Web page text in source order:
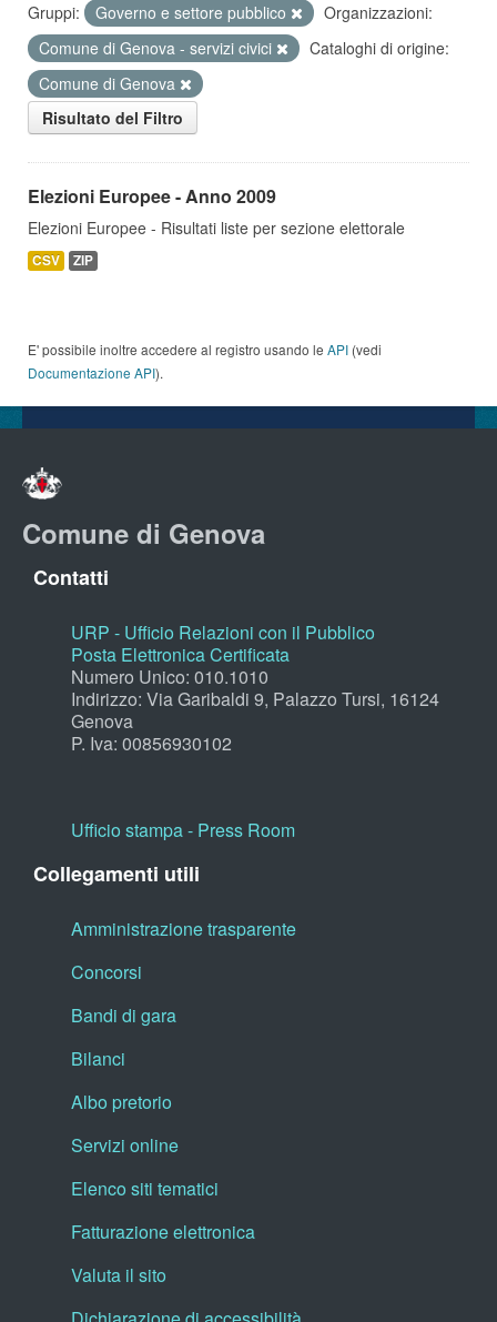
Gruppi:
Governo e settore pubblico
Organizzazioni:
Comune di Genova - servizi civici
Cataloghi di origine:
Comune di Genova
Risultato del Filtro
Elezioni Europee - Anno 2009
Elezioni Europee - Risultati liste per sezione elettorale
CSV ZIP
E' possibile inoltre accedere al registro usando le API (vedi
Documentazione API).
Comune di Genova
Contatti
URP - Ufficio Relazioni con il Pubblico
Posta Elettronica Certificata
Numero Unico: 010.1010
Indirizzo: Via Garibaldi 9, Palazzo Tursi, 16124
Genova
P. Iva: 00856930102
Ufficio stampa - Press Room
Collegamenti utili
Amministrazione trasparente
Concorsi
Bandi di gara
Bilanci
Albo pretorio
Servizi online
Elenco siti tematici
Fatturazione elettronica
Valuta il sito